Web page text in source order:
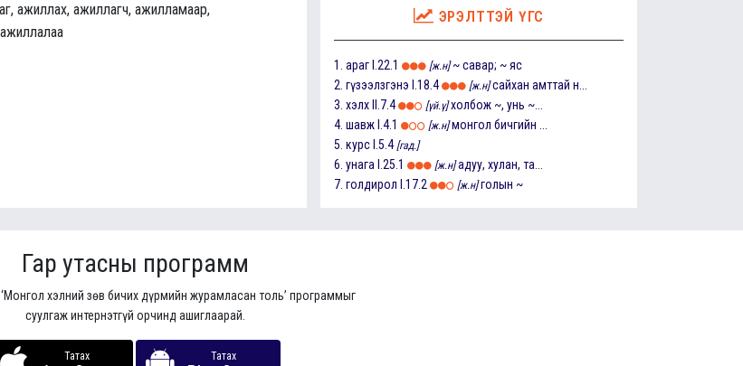
ажиллах, ажиллагч, ажилламаар,
ЭРЭЛТТЭЙ ҮГС
1. араг I.22.1 [ж.н] ~ савар; ~ яс
2. гүзээлзгэнэ I.18.4 [ж.н] сайхан амттай н...
3. хэлх II.7.4 [үй.ү] холбож ~, унь ~...
4. шавж I.4.1 [ж.н] монгол бичгийн ...
5. курс I.5.4 [гад.]
6. унага I.25.1 [ж.н] адуу, хулан, та...
7. голдирол I.17.2 [ж.н] голын ~
Гар утасны программ
‘Монгол хэлний зөв бичих дүрмийн журамласан толь’ программыг
суулгаж интернэтгүй орчинд ашиглаарай.
Татах Татах